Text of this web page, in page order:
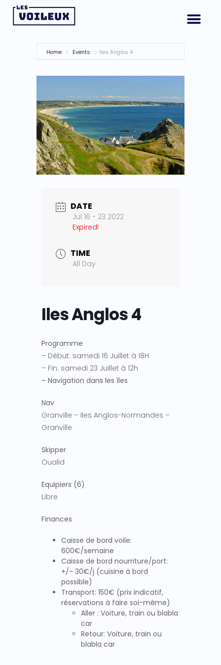
Home Events Iles Anglos 4
DATE
Jul 16 - 23 2022
Expired!
TIME
All Day
Iles Anglos 4
Programme
– Début: samedi 16 Juillet à 18H
– Fin: samedi 23 Juillet à 12h
– Navigation dans les îles
Nav
Granville – Iles Anglos-Normandes –
Granville
Skipper
Oualid
Equipiers (6)
Libre
Finances
Caisse de bord voile:
600€/semaine
Caisse de bord nourriture/port:
+/- 30€/j (cuisine à bord
possible)
Transport: 150€ (prix indicatif,
réservations à faire soi-même)
Aller : Voiture, train ou blabla
car
Retour: Voiture, train ou
blabla car